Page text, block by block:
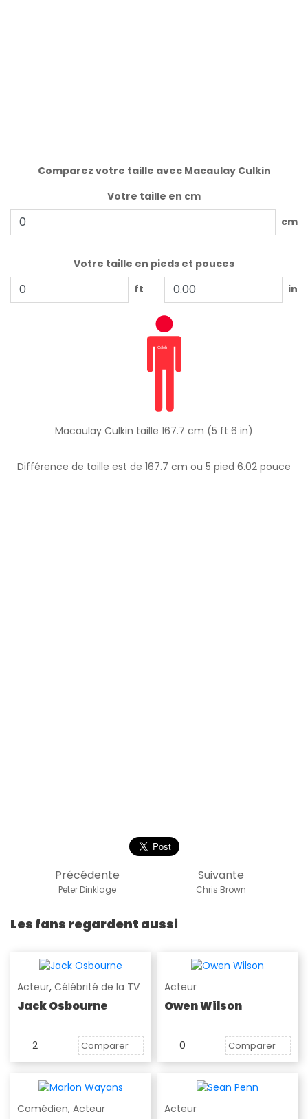
Comparez votre taille avec Macaulay Culkin
Votre taille en cm
cm
Votre taille en pieds et pouces
ft
in
Macaulay Culkin taille 167.7 cm (5 ft 6 in)
Différence de taille est de 167.7 cm ou 5 pied 6.02 pouce
Suivante
Chris Brown
Précédente
Peter Dinklage
Les fans regardent aussi
Acteur, Célébrité de la TV
Jack Osbourne
2 Comparer
Acteur
Owen Wilson
0 Comparer
Comédien, Acteur Acteur